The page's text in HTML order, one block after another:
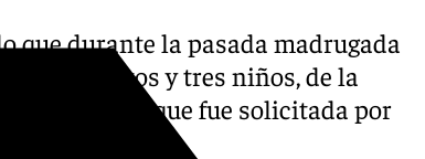
que durante la pasada madrugada
adultos y tres niños, de la
evacuación que fue solicitada por